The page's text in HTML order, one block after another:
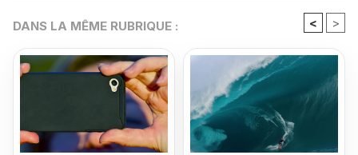
DANS LA MÊME RUBRIQUE : < >